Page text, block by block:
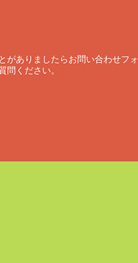
がありましたらお問い合わせフォ
問ください。